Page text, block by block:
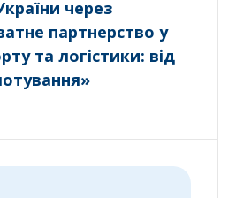
через
партнерство у
та логістики: від